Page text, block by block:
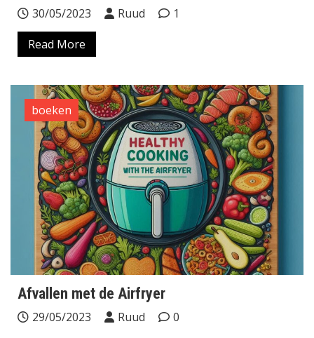
30/05/2023 Ruud
1
Read More
boeken
Afvallen met de Airfryer
29/05/2023 Ruud
0